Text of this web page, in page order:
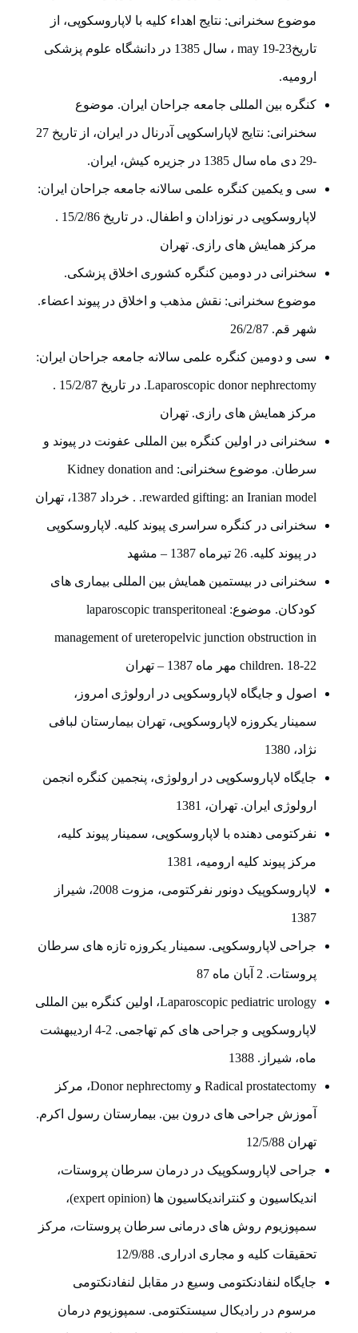
موضوع سخنرانی: نتایج اهداء کلیه با لاپاروسکوپی، از
تاریخmay 19-23 ، سال 1385 در دانشگاه علوم پزشکی
ارومیه.
کنگره بین المللی جامعه جراحان ایران. موضوع
سخنرانی: نتایج لاپاراسکوپی آدرنال در ایران، از تاریخ 27
-29 دی ماه سال 1385 در جزیره کیش، ایران.
سی و یکمین کنگره علمی سالانه جامعه جراحان ایران:
لاپاروسکوپی در نوزادان و اطفال. در تاریخ 15/2/86 .
مرکز همایش های رازی. تهران
سخنرانی در دومین کنگره کشوری اخلاق پزشکی.
موضوع سخنرانی: نقش مذهب و اخلاق در پیوند اعضاء.
شهر قم. 26/2/87
سی و دومین کنگره علمی سالانه جامعه جراحان ایران:
Laparoscopic donor nephrectomy. در تاریخ 15/2/87 .
مرکز همایش های رازی. تهران
سخنرانی در اولین کنگره بین المللی عفونت در پیوند و
سرطان. موضوع سخنرانی: Kidney donation and
rewarded gifting: an Iranian model. . خرداد 1387، تهران
سخنرانی در کنگره سراسری پیوند کلیه. لاپاروسکوپی
در پیوند کلیه. 26 تیرماه 1387 – مشهد
سخنرانی در بیستمین همایش بین المللی بیماری های
کودکان. موضوع: laparoscopic transperitoneal
management of ureteropelvic junction obstruction in
children. 18-22 مهر ماه 1387 – تهران
اصول و جایگاه لاپاروسکوپی در ارولوژی امروز،
سمینار یکروزه لاپاروسکوپی، تهران بیمارستان لبافی
نژاد، 1380
جایگاه لاپاروسکوپی در ارولوژی، پنجمین کنگره انجمن
ارولوژی ایران. تهران، 1381
نفرکتومی دهنده با لاپاروسکوپی، سمینار پیوند کلیه،
مرکز پیوند کلیه ارومیه، 1381
لاپاروسکوپیک دونور نفرکتومی، مزوت 2008، شیراز
1387
جراحی لاپاروسکوپی. سمینار یکروزه تازه های سرطان
پروستات. 2 آبان ماه 87
Laparoscopic pediatric urology، اولین کنگره بین المللی
لاپاروسکوپی و جراحی های کم تهاجمی. 2-4 اردیبهشت
ماه، شیراز. 1388
Radical prostatectomy و Donor nephrectomy، مرکز
آموزش جراحی های درون بین. بیمارستان رسول اکرم.
تهران 12/5/88
جراحی لاپاروسکوپیک در درمان سرطان پروستات،
اندیکاسیون و کنتراندیکاسیون ها (expert opinion)،
سمپوزیوم روش های درمانی سرطان پروستات، مرکز
تحقیقات کلیه و مجاری ادراری. 12/9/88
جایگاه لنفادنکتومی وسیع در مقابل لنفادنکتومی
مرسوم در رادیکال سیستکتومی. سمپوزیوم درمان